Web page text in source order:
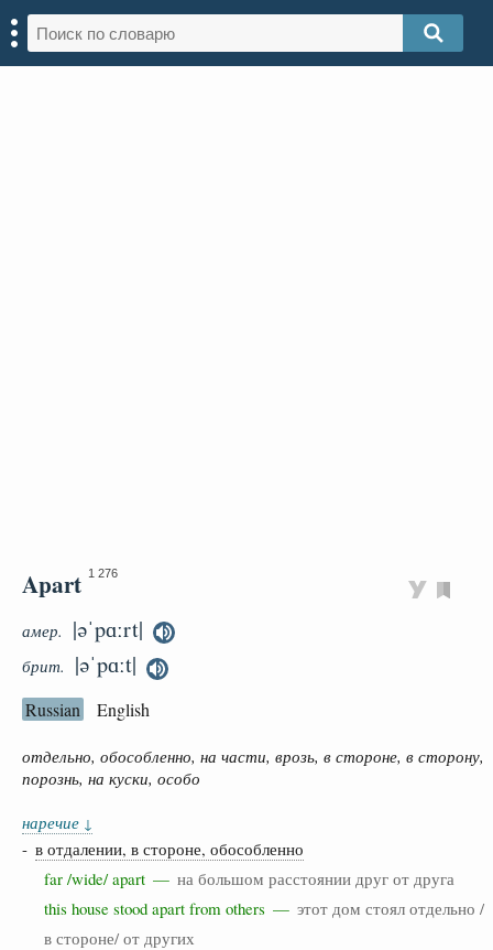
Apart 1 276
амер. |əˈpɑːrt|
брит. |əˈpɑːt|
Russian English
отдельно, обособленно, на части, врозь, в стороне, в сторону,
порознь, на куски, особо
наречие ↓
- в отдалении, в стороне, обособленно
far /wide/ apart — на большом расстоянии друг от друга
this house stood apart from others — этот дом стоял отдельно /
в стороне/ от других